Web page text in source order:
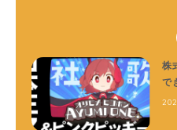
株
で